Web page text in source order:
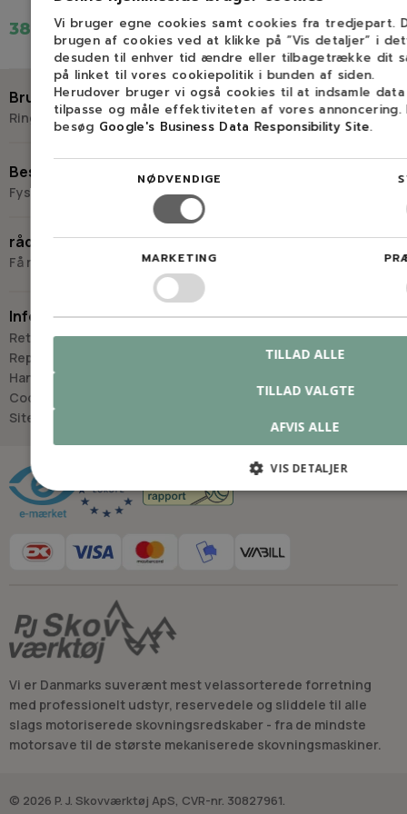
383,50 kr.
Brug for hjælp?
Ring eller skriv til Savdoktoren
+45 98 17 27 33
Besøg os
Fysisk butik og kompetencecenter
Hverdage: 8.00-16.00
Lørdag & søndag: Lukket
råd og vejledning
Få råd og vejledning hos Savdoktoren
“Vi bygger vores løsninger på viden, erfaring og faglig indsigt
- så du kan træffe
det rigtige valg, hver gang.
- Jan “Savdoktoren” Østergaard
Råd og vejledning
Information
Retur
Reparation
Handelsbetingelser
Cookies
Sitemap
Vi er Danmarks suverænt mest velassorterede forretning
med professionelt udstyr, reservedele og sliddele til alle
slags motoriserede skovningsredskaber - fra de mindste
motorsave til de største mekaniserede skovningsmaskiner.
© 2026 P. J. Skovværktøj ApS, CVR-nr. 30827961.
Vi bruger egne cookies samt cookies fra tredjepart.
brugen af cookies ved at klikke på ”Vis detaljer” i
desuden til enhver tid ændre eller tilbagetrække dit
på linket til vores cookiepolitik i bunden af siden.
Herudover bruger vi også cookies til at indsamle
tilpasse og måle effektiviteten af vores annoncering.
besøg Google's Business Data Responsibility Site.
NØDVENDIGE
MARKETING
TILLAD VALGTE
TILLAD ALLE
AFVIS ALLE
VIS DETALJER